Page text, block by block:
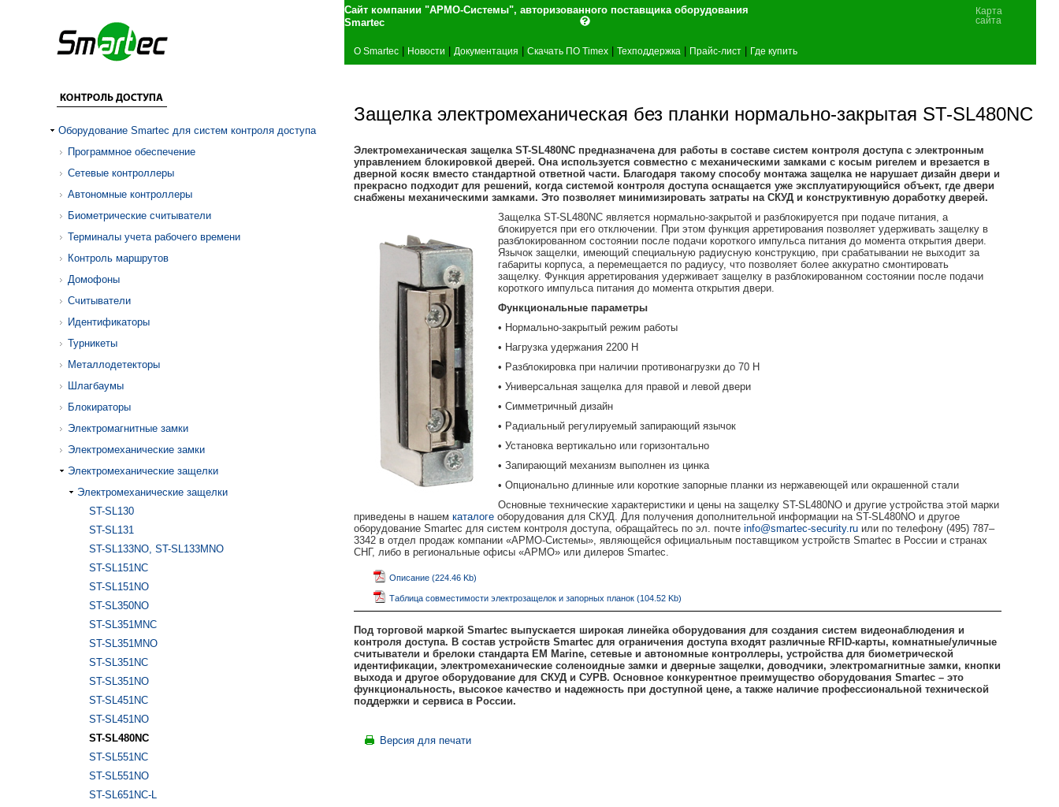
Сайт компании "АРМО-Системы", авторизованного поставщика оборудования
Smartec
Карта
сайта
О Smartec Новости Документация Скачать ПО Timex Техподдержка Прайс-лист Где купить
Оборудование Smartec для систем контроля доступа
Программное обеспечение
Сетевые контроллеры
Автономные контроллеры
Биометрические считыватели
Терминалы учета рабочего времени
Контроль маршрутов
Домофоны
Считыватели
Идентификаторы
Турникеты
Металлодетекторы
Шлагбаумы
Блокираторы
Электромагнитные замки
Электромеханические замки
Электромеханические защелки
Электромеханические защелки
ST-SL130
ST-SL131
ST-SL133NO, ST-SL133MNO
ST-SL151NC
ST-SL151NO
ST-SL350NO
ST-SL351MNC
ST-SL351MNO
ST-SL351NC
ST-SL351NO
ST-SL451NC
ST-SL451NO
ST-SL480NC
ST-SL551NC
ST-SL551NO
ST-SL651NC-L
Защелка электромеханическая без планки нормально-закрытая ST-SL480NC
Электромеханическая защелка ST-SL480NC предназначена для работы в составе систем контроля доступа с электронным
управлением блокировкой дверей. Она используется совместно с механическими замками с косым ригелем и врезается в
дверной косяк вместо стандартной ответной части. Благодаря такому способу монтажа защелка не нарушает дизайн двери и
прекрасно подходит для решений, когда системой контроля доступа оснащается уже эксплуатирующийся объект, где двери
снабжены механическими замками. Это позволяет минимизировать затраты на СКУД и конструктивную доработку дверей.
Защелка ST-SL480NC является нормально-закрытой и разблокируется при подаче питания, а
блокируется при его отключении. При этом функция арретирования позволяет удерживать защелку в
разблокированном состоянии после подачи короткого импульса питания до момента открытия двери.
Язычок защелки, имеющий специальную радиусную конструкцию, при срабатывании не выходит за
габариты корпуса, а перемещается по радиусу, что позволяет более аккуратно смонтировать
защелку. Функция арретирования удерживает защелку в разблокированном состоянии после подачи
короткого импульса питания до момента открытия двери.
Функциональные параметры
• Нормально-закрытый режим работы
• Нагрузка удержания 2200 Н
• Разблокировка при наличии противонагрузки до 70 Н
• Универсальная защелка для правой и левой двери
• Симметричный дизайн
• Радиальный регулируемый запирающий язычок
• Установка вертикально или горизонтально
• Запирающий механизм выполнен из цинка
• Опционально длинные или короткие запорные планки из нержавеющей или окрашенной стали
Основные технические характеристики и цены на защелку ST-SL480NO и другие устройства этой марки
приведены в нашем каталоге оборудования для СКУД. Для получения дополнительной информации на ST-SL480NO и другое
оборудование Smartec для систем контроля доступа, обращайтесь по эл. почте info@smartec-security.ru или по телефону (495) 787–
3342 в отдел продаж компании «АРМО-Системы», являющейся официальным поставщиком устройств Smartec в России и странах
СНГ, либо в региональные офисы «АРМО» или дилеров Smartec.
Описание (224.46 Kb)
Таблица совместимости электрозащелок и запорных планок (104.52 Kb)
Под торговой маркой Smartec выпускается широкая линейка оборудования для создания систем видеонаблюдения и
контроля доступа. В состав устройств Smartec для ограничения доступа входят различные RFID-карты, комнатные/уличные
считыватели и брелоки стандарта EM Marine, сетевые и автономные контроллеры, устройства для биометрической
идентификации, электромеханические соленоидные замки и дверные защелки, доводчики, электромагнитные замки, кнопки
выхода и другое оборудование для СКУД и СУРВ. Основное конкурентное преимущество оборудования Smartec – это
функциональность, высокое качество и надежность при доступной цене, а также наличие профессиональной технической
поддержки и сервиса в России.
Версия для печати